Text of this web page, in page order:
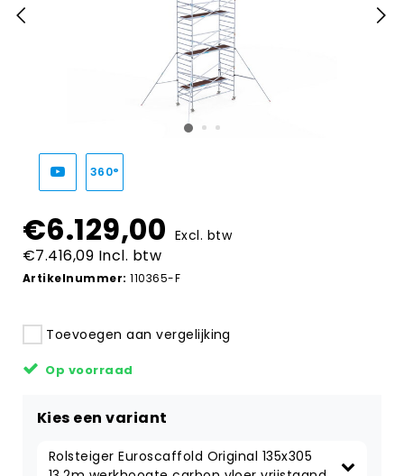
360°
€6.129,00 Excl. btw
€7.416,09 Incl. btw
Artikelnummer: 110365-F
Toevoegen aan vergelijking
Op voorraad
Kies een variant
Rolsteiger Euroscaffold Original 135x305